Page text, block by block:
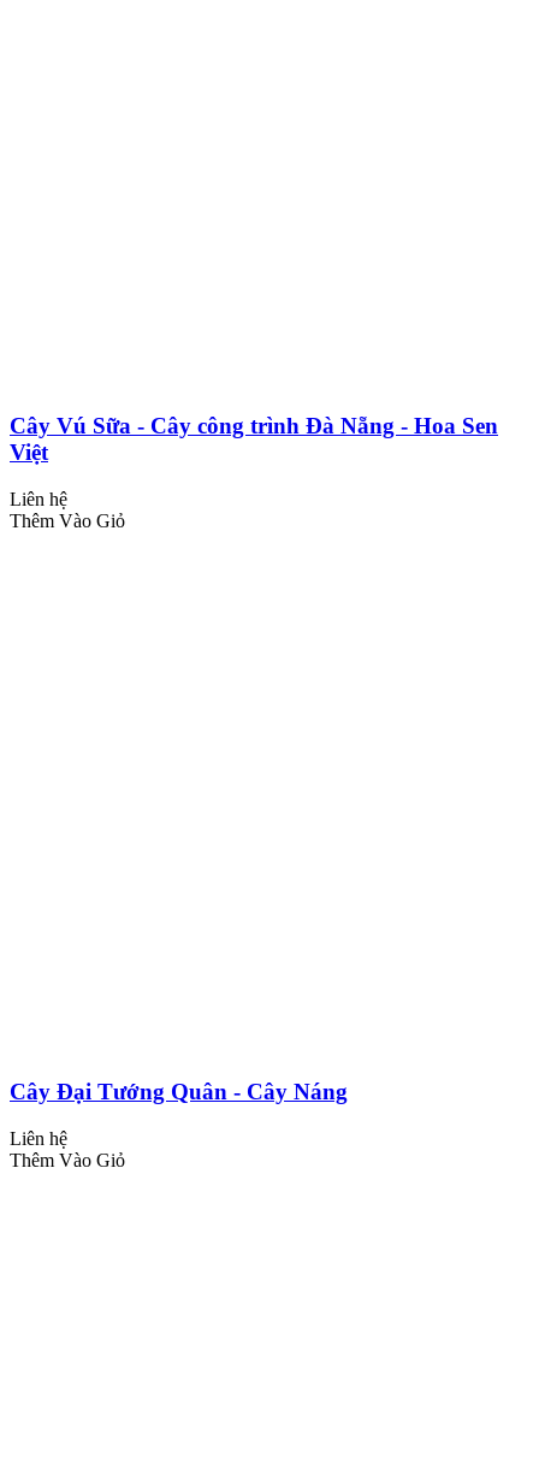
Cây Vú Sữa - Cây công trình Đà Nẵng - Hoa Sen
Việt
Liên hệ
Thêm Vào Giỏ
Cây Đại Tướng Quân - Cây Náng
Liên hệ
Thêm Vào Giỏ